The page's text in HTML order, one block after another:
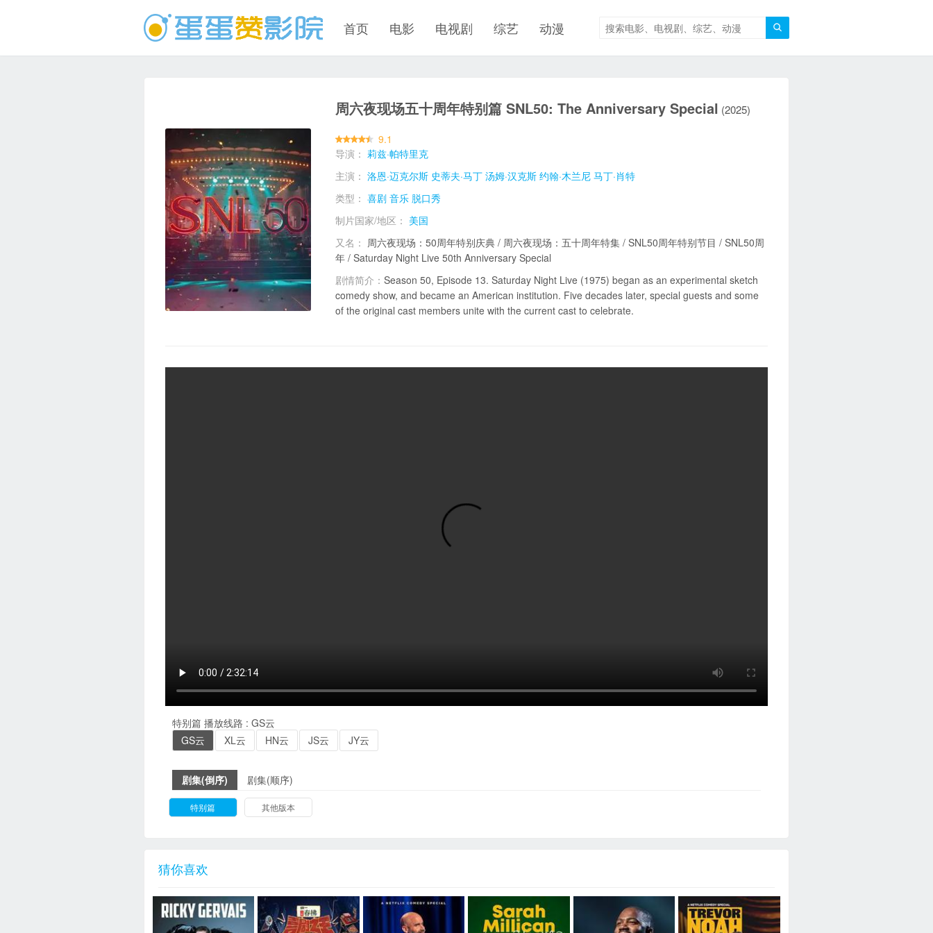

首页 电影 电视剧 综艺 动漫
周六夜现场五十周年特别篇 SNL50: The Anniversary Special (2025)
9.1
导演： 莉兹·帕特里克
主演： 洛恩·迈克尔斯 史蒂夫·马丁 汤姆·汉克斯 约翰·木兰尼 马丁·肖特
类型： 喜剧 音乐 脱口秀
制片国家/地区： 美国
又名： 周六夜现场：50周年特别庆典 / 周六夜现场：五十周年特集 / SNL50周年特别节目 / SNL50周
年 / Saturday Night Live 50th Anniversary Special
剧情简介： Season 50, Episode 13. Saturday Night Live (1975) began as an experimental sketch
comedy show, and became an American institution. Five decades later, special guests and some
of the original cast members unite with the current cast to celebrate.
特别篇 播放线路 : GS云
GS云
XL云 HN云 JS云 JY云
剧集(倒序) 剧集(顺序)
特别篇 其他版本
猜你喜欢